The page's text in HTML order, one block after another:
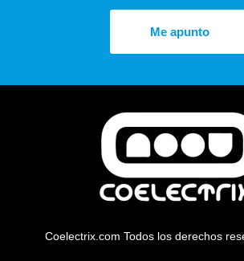
Me apunto
Coelectrix.com Todos los derechos